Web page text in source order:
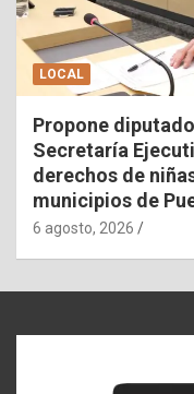
LOCAL
Propone
Secretaría
derechos de
municipios de
6 agosto, 2026